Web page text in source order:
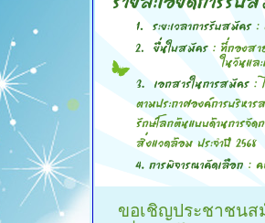
ขอเชิญประชาชนสมั